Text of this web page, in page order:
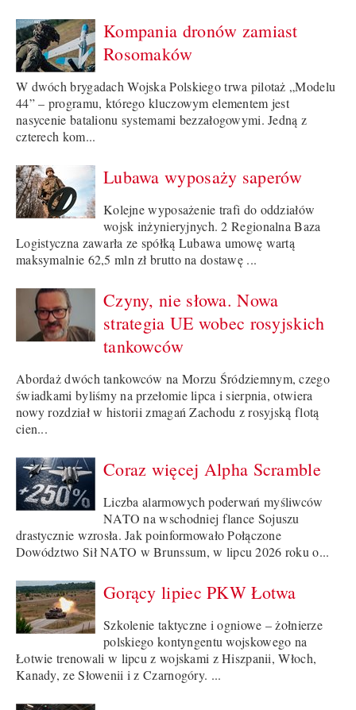
Kompania dronów zamiast
Rosomaków
W dwóch brygadach Wojska Polskiego trwa pilotaż „Modelu
44” – programu, którego kluczowym elementem jest
nasycenie batalionu systemami bezzałogowymi. Jedną z
czterech kom...
Lubawa wyposaży saperów
Kolejne wyposażenie trafi do oddziałów
wojsk inżynieryjnych. 2 Regionalna Baza
Logistyczna zawarła ze spółką Lubawa umowę wartą
maksymalnie 62,5 mln zł brutto na dostawę ...
Czyny, nie słowa. Nowa
strategia UE wobec rosyjskich
tankowców
Abordaż dwóch tankowców na Morzu Śródziemnym, czego
świadkami byliśmy na przełomie lipca i sierpnia, otwiera
nowy rozdział w historii zmagań Zachodu z rosyjską flotą
cien...
Coraz więcej Alpha Scramble
Liczba alarmowych poderwań myśliwców
NATO na wschodniej flance Sojuszu
drastycznie wzrosła. Jak poinformowało Połączone
Dowództwo Sił NATO w Brunssum, w lipcu 2026 roku o...
Gorący lipiec PKW Łotwa
Szkolenie taktyczne i ogniowe – żołnierze
polskiego kontyngentu wojskowego na
Łotwie trenowali w lipcu z wojskami z Hiszpanii, Włoch,
Kanady, ze Słowenii i z Czarnogóry. ...